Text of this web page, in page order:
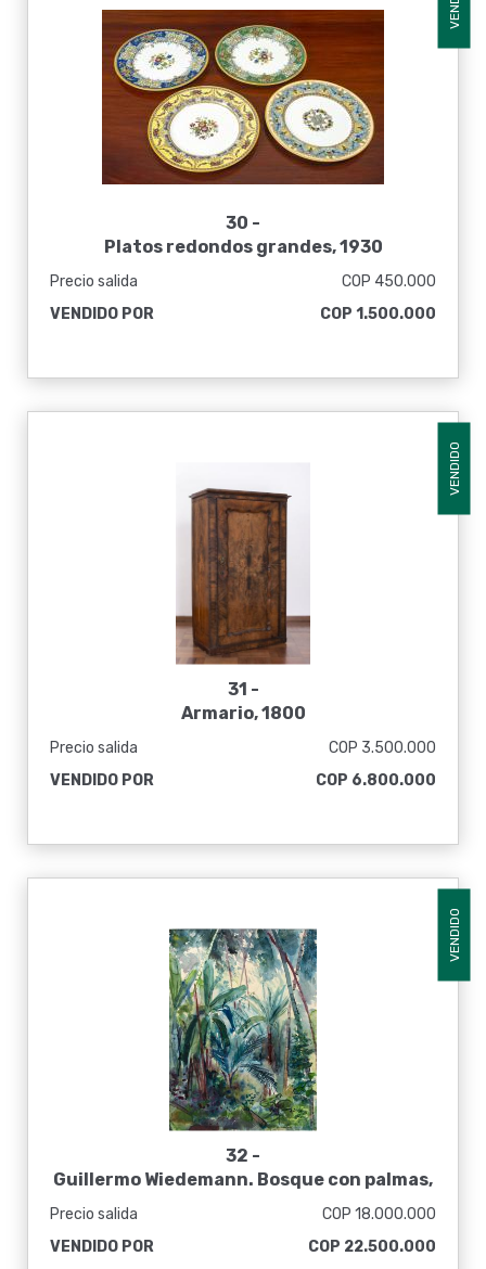
30 -
Platos redondos grandes, 1930
Precio salida
COP 450.000
VENDIDO POR
COP 1.500.000
VENDIDO
31 -
Armario, 1800
Precio salida
COP 3.500.000
VENDIDO POR
COP 6.800.000
VENDIDO
32 -
Guillermo Wiedemann. Bosque con palmas,
Precio salida
COP 18.000.000
VENDIDO POR
COP 22.500.000